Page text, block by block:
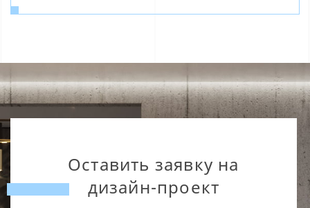
Оставить заявку на
дизайн-проект